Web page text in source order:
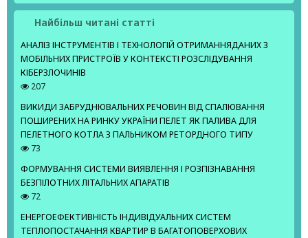
Найбільш читані статті
АНАЛІЗ ІНСТРУМЕНТІВ І ТЕХНОЛОГІЙ ОТРИМАННЯДАНИХ З
МОБІЛЬНИХ ПРИСТРОЇВ У КОНТЕКСТІ РОЗСЛІДУВАННЯ
КІБЕРЗЛОЧИНІВ
207
ВИКИДИ ЗАБРУДНЮВАЛЬНИХ РЕЧОВИН ВІД СПАЛЮВАННЯ
ПОШИРЕНИХ НА РИНКУ УКРАЇНИ ПЕЛЕТ ЯК ПАЛИВА ДЛЯ
ПЕЛЕТНОГО КОТЛА З ПАЛЬНИКОМ РЕТОРДНОГО ТИПУ
73
ФОРМУВАННЯ СИСТЕМИ ВИЯВЛЕННЯ І РОЗПІЗНАВАННЯ
БЕЗПІЛОТНИХ ЛІТАЛЬНИХ АПАРАТІВ
72
ЕНЕРГОЕФЕКТИВНІСТЬ ІНДИВІДУАЛЬНИХ СИСТЕМ
ТЕПЛОПОСТАЧАННЯ КВАРТИР В БАГАТОПОВЕРХОВИХ